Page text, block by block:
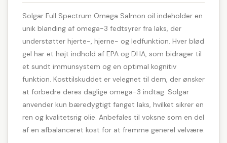
Solgar Full Spectrum Omega Salmon oil indeholder en
unik blanding af omega-3 fedtsyrer fra laks, der
understøtter hjerte-, hjerne- og ledfunktion. Hver blød
gel har et højt indhold af EPA og DHA, som bidrager til
et sundt immunsystem og en optimal kognitiv
funktion. Kosttilskuddet er velegnet til dem, der ønsker
at forbedre deres daglige omega-3 indtag. Solgar
anvender kun bæredygtigt fanget laks, hvilket sikrer en
ren og kvalitetsrig olie. Anbefales til voksne som en del
af en afbalanceret kost for at fremme generel velvære.